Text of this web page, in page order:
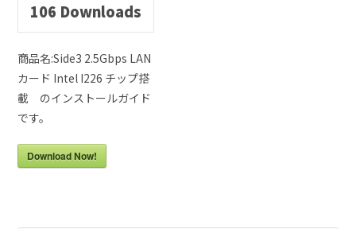
106 Downloads
商品名:Side3 2.5Gbps LAN
カード Intel I226 チップ搭
載 のインストールガイド
です。
Download Now!